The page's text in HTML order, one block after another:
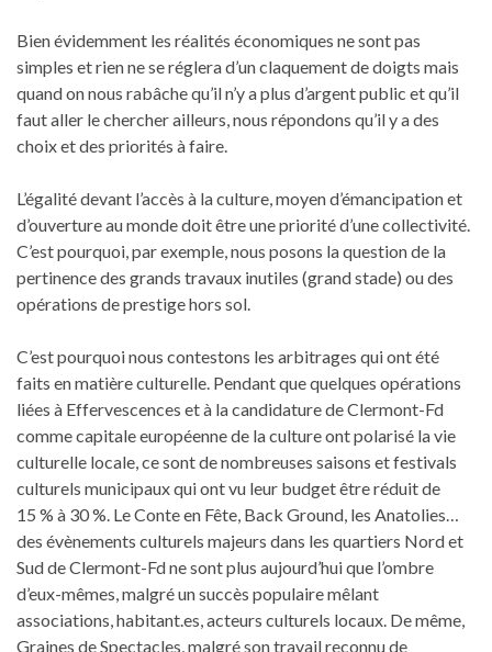
Bien évidemment les réalités économiques ne sont pas
simples et rien ne se réglera d’un claquement de doigts mais
quand on nous rabâche qu’il n’y a plus d’argent public et qu’il
faut aller le chercher ailleurs, nous répondons qu’il y a des
choix et des priorités à faire.
L’égalité devant l’accès à la culture, moyen d’émancipation et
d’ouverture au monde doit être une priorité d’une collectivité.
C’est pourquoi, par exemple, nous posons la question de la
pertinence des grands travaux inutiles (grand stade) ou des
opérations de prestige hors sol.
C’est pourquoi nous contestons les arbitrages qui ont été
faits en matière culturelle. Pendant que quelques opérations
liées à Effervescences et à la candidature de Clermont-Fd
comme capitale européenne de la culture ont polarisé la vie
culturelle locale, ce sont de nombreuses saisons et festivals
culturels municipaux qui ont vu leur budget être réduit de
15 % à 30 %. Le Conte en Fête, Back Ground, les Anatolies…
des évènements culturels majeurs dans les quartiers Nord et
Sud de Clermont-Fd ne sont plus aujourd’hui que l’ombre
d’eux-mêmes, malgré un succès populaire mêlant
associations, habitant.es, acteurs culturels locaux. De même,
Graines de Spectacles, malgré son travail reconnu de